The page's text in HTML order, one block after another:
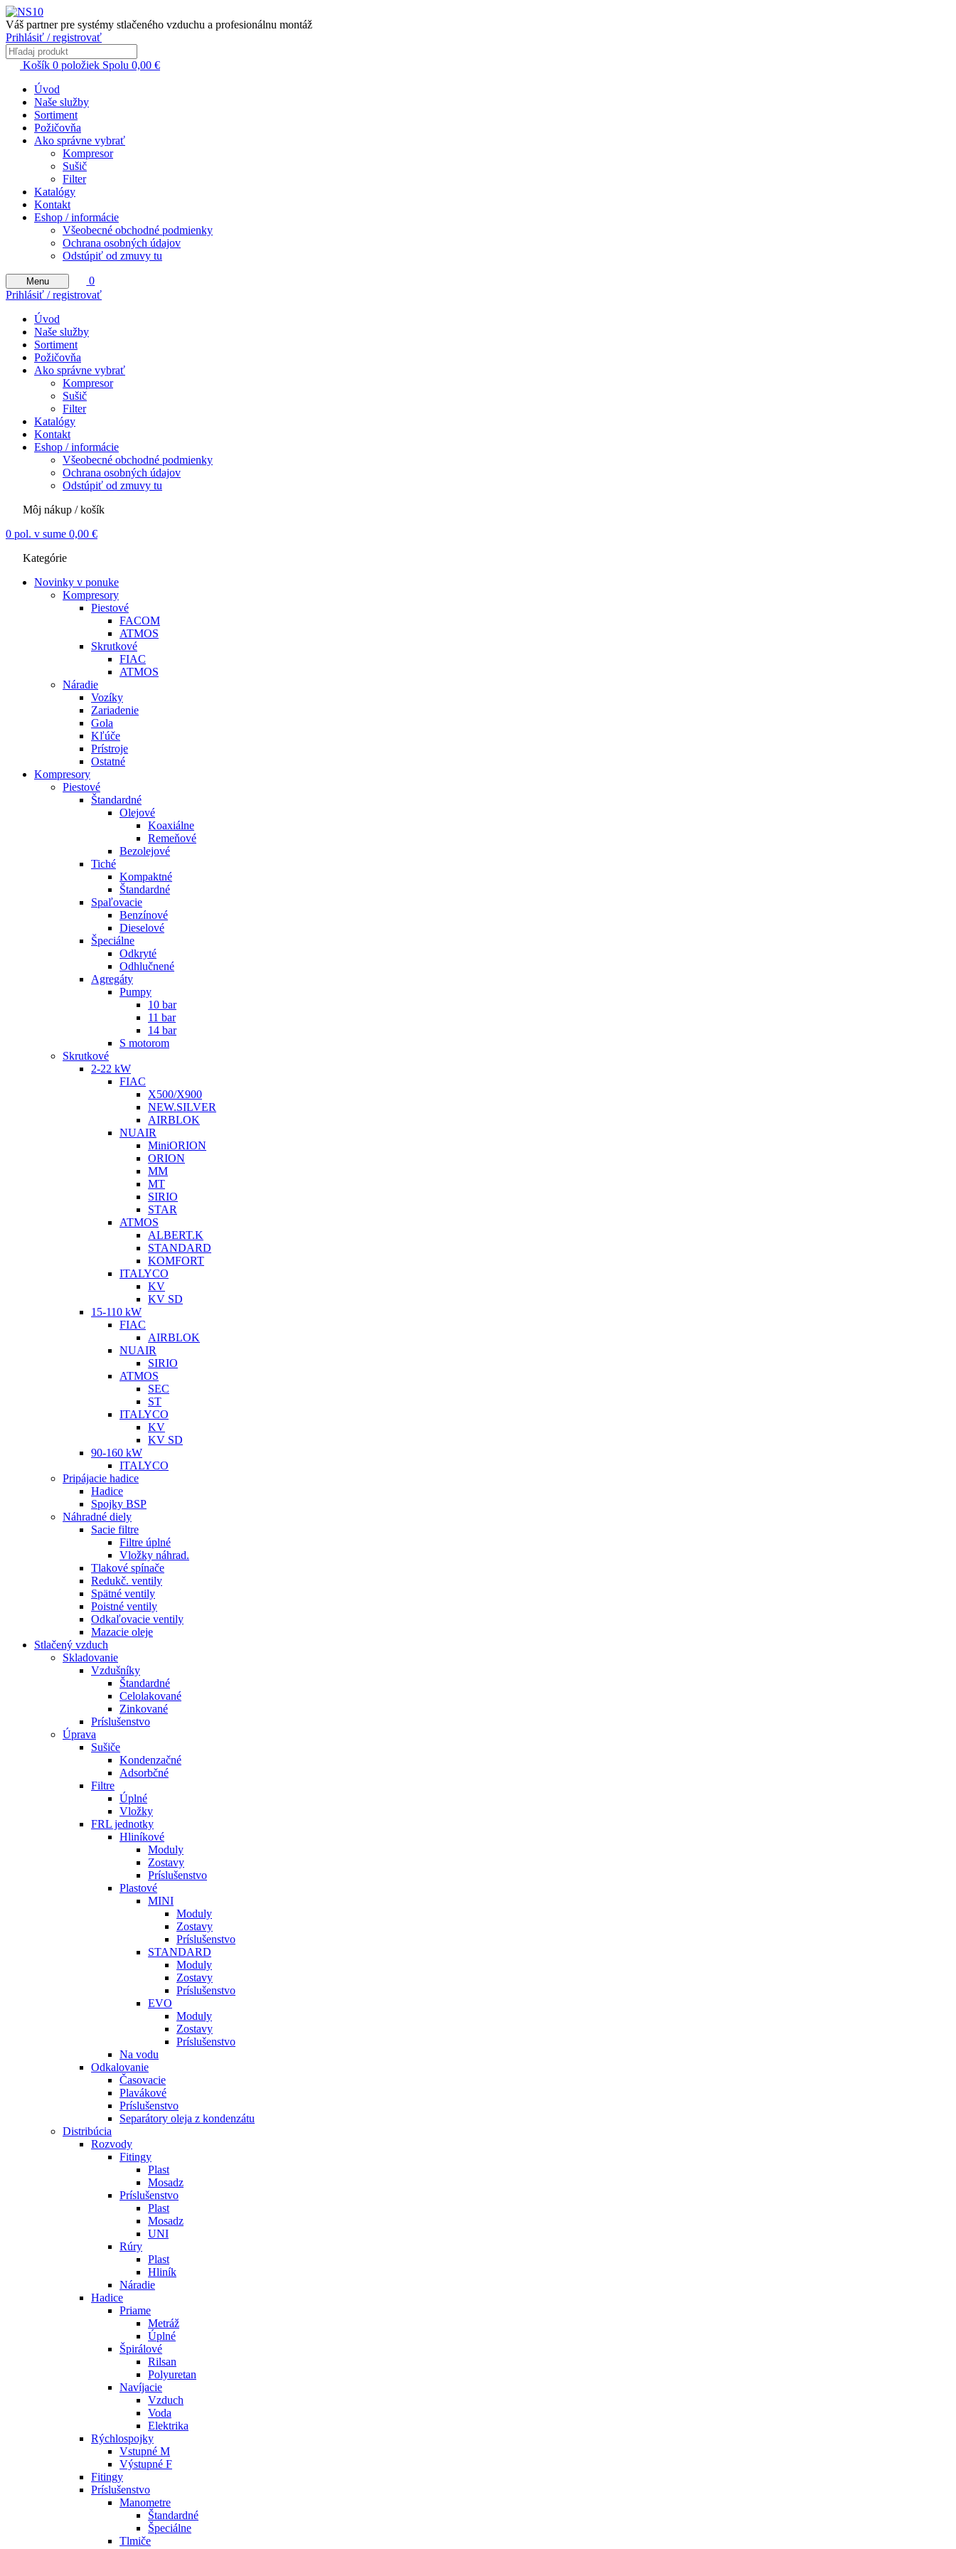
Váš partner pre systémy stlačeného vzduchu a profesionálnu montáž
Prihlásiť / registrovať
Košík 0 položiek Spolu 0,00 €
Úvod
Naše služby
Sortiment
Požičovňa
Ako správne vybrať
Kompresor
Sušič
Filter
Katalógy
Kontakt
Eshop / informácie
Všeobecné obchodné podmienky
Ochrana osobných údajov
Odstúpiť od zmuvy tu
Menu
0
Prihlásiť / registrovať
Úvod
Naše služby
Sortiment
Požičovňa
Ako správne vybrať
Kompresor
Sušič
Filter
Katalógy
Kontakt
Eshop / informácie
Všeobecné obchodné podmienky
Ochrana osobných údajov
Odstúpiť od zmuvy tu
Môj nákup / košík
0 pol. v sume 0,00 €
Kategórie
Novinky v ponuke
Kompresory
Piestové
FACOM
ATMOS
Skrutkové
FIAC
ATMOS
Náradie
Vozíky
Zariadenie
Gola
Kľúče
Prístroje
Ostatné
Kompresory
Piestové
Štandardné
Olejové
Koaxiálne
Remeňové
Bezolejové
Tiché
Kompaktné
Štandardné
Spaľovacie
Benzínové
Dieselové
Špeciálne
Odkryté
Odhlučnené
Agregáty
Pumpy
10 bar
11 bar
14 bar
S motorom
Skrutkové
2-22 kW
FIAC
X500/X900
NEW.SILVER
AIRBLOK
NUAIR
MiniORION
ORION
MM
MT
SIRIO
STAR
ATMOS
ALBERT.K
STANDARD
KOMFORT
ITALYCO
KV
KV SD
15-110 kW
FIAC
AIRBLOK
NUAIR
SIRIO
ATMOS
SEC
ST
ITALYCO
KV
KV SD
90-160 kW
ITALYCO
Pripájacie hadice
Hadice
Spojky BSP
Náhradné diely
Sacie filtre
Filtre úplné
Vložky náhrad.
Tlakové spínače
Redukč. ventily
Spätné ventily
Poistné ventily
Odkaľovacie ventily
Mazacie oleje
Stlačený vzduch
Skladovanie
Vzdušníky
Štandardné
Celolakované
Zinkované
Príslušenstvo
Úprava
Sušiče
Kondenzačné
Adsorbčné
Filtre
Úplné
Vložky
FRL jednotky
Hliníkové
Moduly
Zostavy
Príslušenstvo
Plastové
MINI
Moduly
Zostavy
Príslušenstvo
STANDARD
Moduly
Zostavy
Príslušenstvo
EVO
Moduly
Zostavy
Príslušenstvo
Na vodu
Odkalovanie
Časovacie
Plavákové
Príslušenstvo
Separátory oleja z kondenzátu
Distribúcia
Rozvody
Fitingy
Plast
Mosadz
Príslušenstvo
Plast
Mosadz
UNI
Rúry
Plast
Hliník
Náradie
Hadice
Priame
Metráž
Úplné
Špirálové
Rilsan
Polyuretan
Navíjacie
Vzduch
Voda
Elektrika
Rýchlospojky
Vstupné M
Výstupné F
Fitingy
Príslušenstvo
Manometre
Štandardné
Špeciálne
Tlmiče